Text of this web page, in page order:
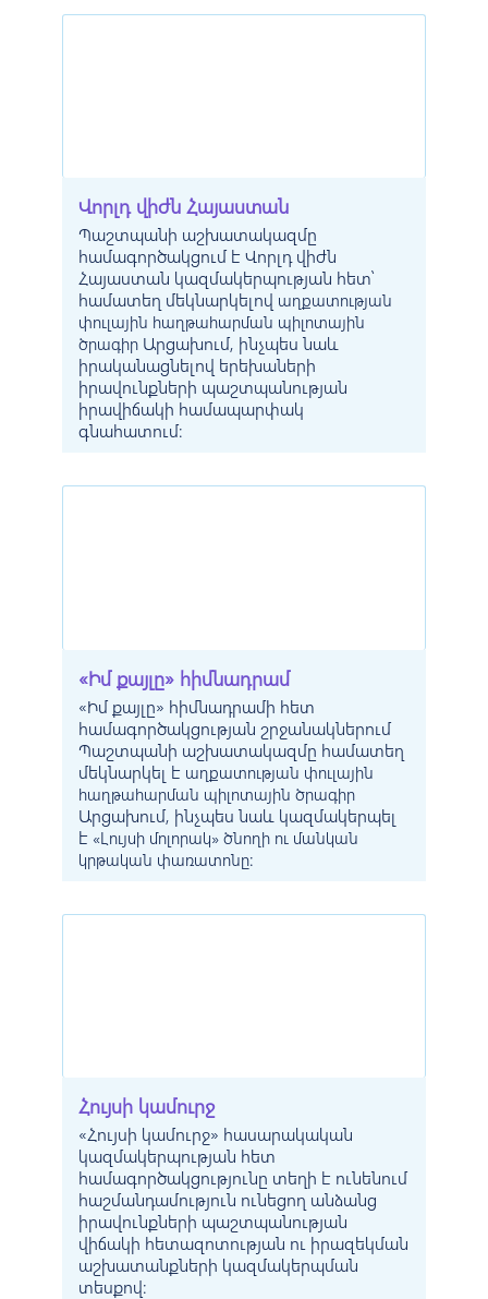
Վորլդ վիժն Հայաստան
Պաշտպանի աշխատակազմը
համագործակցում է Վորլդ վիժն
Հայաստան կազմակերպության հետ՝
համատեղ մեկնարկելով աղքատության
փուլային հաղթահարման պիլոտային
ծրագիր Արցախում, ինչպես նաև
իրականացնելով երեխաների
իրավունքների պաշտպանության
իրավիճակի համապարփակ
գնահատում:
«Իմ քայլը» հիմնադրամ
«Իմ քայլը» հիմնադրամի հետ
համագործակցության շրջանակներում
Պաշտպանի աշխատակազմը համատեղ
մեկնարկել է աղքատության փուլային
հաղթահարման պիլոտային ծրագիր
Արցախում, ինչպես նաև կազմակերպել
է «Լույսի մոլորակ» ծնողի ու մանկան
կրթական փառատոնը:
Հույսի կամուրջ
«Հույսի կամուրջ» հասարակական
կազմակերպության հետ
համագործակցությունը տեղի է ունենում
հաշմանդամություն ունեցող անձանց
իրավունքների պաշտպանության
վիճակի հետազոտության ու իրազեկման
աշխատանքների կազմակերպման
տեսքով: